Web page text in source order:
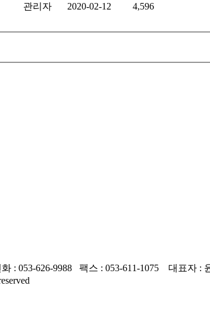
관리자 2020-02-12
4,596
: 053-626-9988 팩스 : 053-611-1075 대표자 :